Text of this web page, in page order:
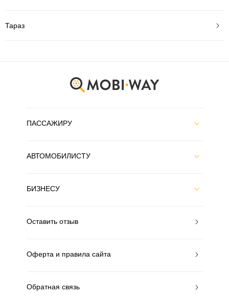
Тараз
ПАССАЖИРУ
АВТОМОБИЛИСТУ
БИЗНЕСУ
Оставить отзыв
Оферта и правила сайта
Обратная связь